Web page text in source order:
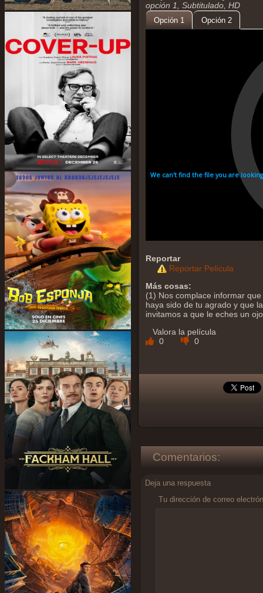
opción 1, Subtitulado, HD
Opción 1 Opción 2
Reportar
Reportar Película
Más cosas:
(1) Nos complace informar
haya sido de tu agrado y que
invitamos a que le eches un
Valora la película
0
0
Comentarios:
Deja una respuesta
Tu dirección de correo